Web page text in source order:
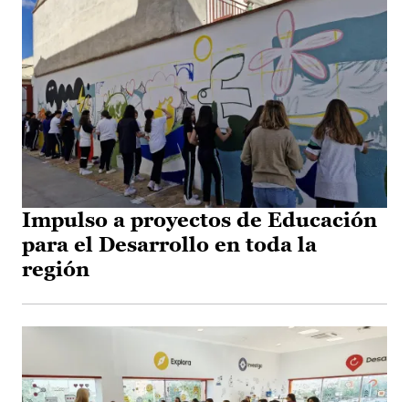
Impulso a proyectos de Educación
para el Desarrollo en toda la
región